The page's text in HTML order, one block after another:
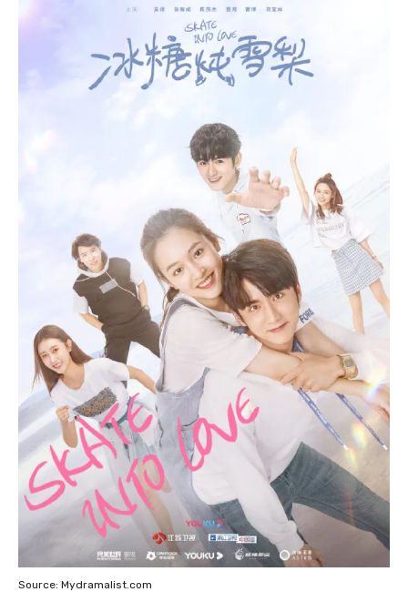
Source: Mydramalist.com